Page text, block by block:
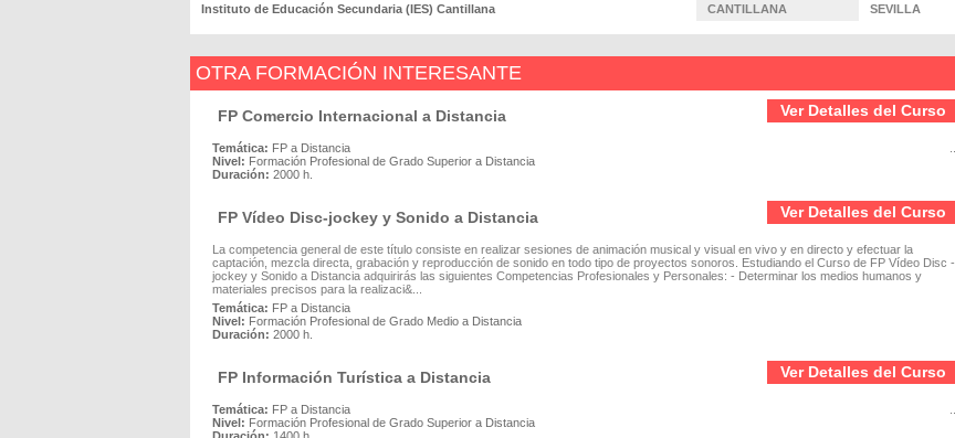
Instituto de Educación Secundaria (IES) Cantillana
CANTILLANA SEVILLA
OTRA FORMACIÓN INTERESANTE
Ver Detalles del Curso
FP Comercio Internacional a Distancia
Temática: FP a Distancia
Nivel: Formación Profesional de Grado Superior a Distancia
Duración: 2000 h.
Ver Detalles del Curso
FP Vídeo Disc-jockey y Sonido a Distancia
La competencia general de este título consiste en realizar sesiones de animación musical y visual en vivo y en directo y efectuar la
captación, mezcla directa, grabación y reproducción de sonido en todo tipo de proyectos sonoros. Estudiando el Curso de FP Vídeo Disc -
jockey y Sonido a Distancia adquirirás las siguientes Competencias Profesionales y Personales: - Determinar los medios humanos y
materiales precisos para la realizaci&...
Temática: FP a Distancia
Nivel: Formación Profesional de Grado Medio a Distancia
Duración: 2000 h.
Ver Detalles del Curso
FP Información Turística a Distancia
Temática: FP a Distancia
Nivel: Formación Profesional de Grado Superior a Distancia